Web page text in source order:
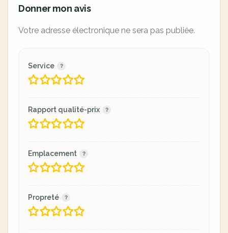
Donner mon avis
Votre adresse électronique ne sera pas publiée.
Service
Rapport qualité-prix
Emplacement
Propreté